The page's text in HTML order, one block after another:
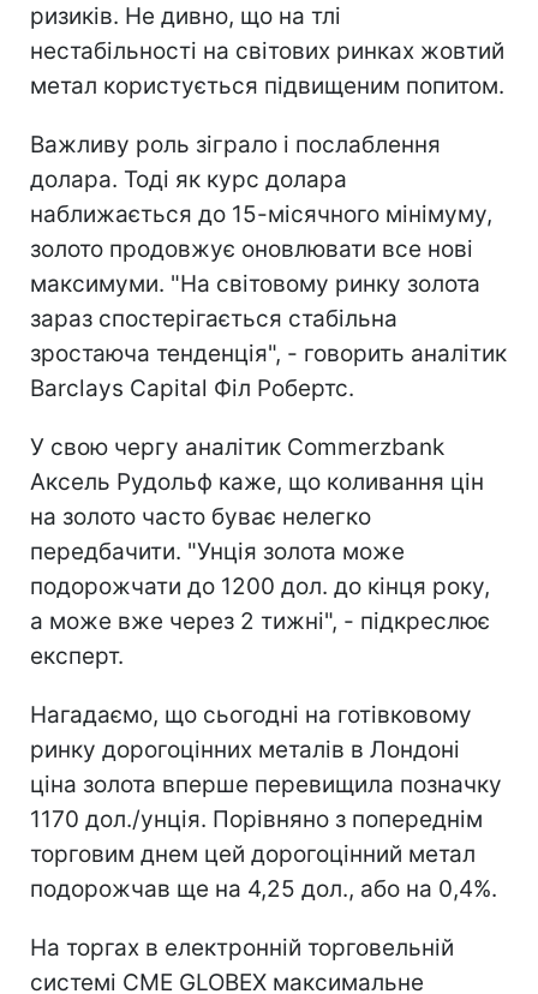
ризиків. Не дивно, що на тлі
нестабільності на світових ринках жовтий
метал користується підвищеним попитом.
Важливу роль зіграло і послаблення
долара. Тоді як курс долара
наближається до 15-місячного мінімуму,
золото продовжує оновлювати все нові
максимуми. "На світовому ринку золота
зараз спостерігається стабільна
зростаюча тенденція", - говорить аналітик
Barclays Capital Філ Робертс.
У свою чергу аналітик Commerzbank
Аксель Рудольф каже, що коливання цін
на золото часто буває нелегко
передбачити. "Унція золота може
подорожчати до 1200 дол. до кінця року,
а може вже через 2 тижні", - підкреслює
експерт.
Нагадаємо, що сьогодні на готівковому
ринку дорогоцінних металів в Лондоні
ціна золота вперше перевищила позначку
1170 дол./унція. Порівняно з попереднім
торговим днем цей дорогоцінний метал
подорожчав ще на 4,25 дол., або на 0,4%.
На торгах в електронній торговельній
системі CME GLOBEX максимальне